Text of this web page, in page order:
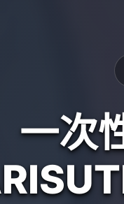
一次